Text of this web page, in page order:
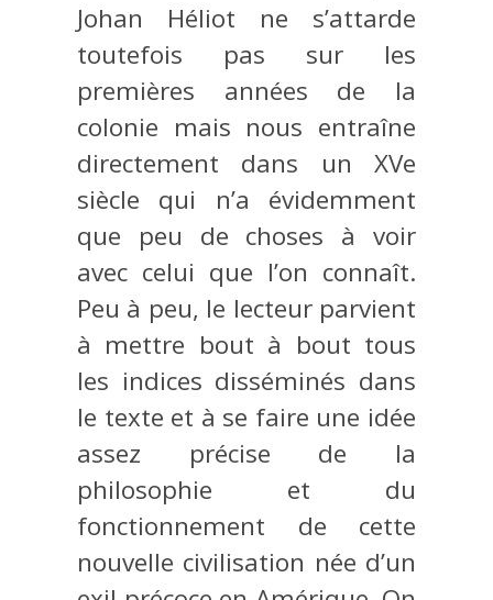
Johan Héliot ne s’attarde
toutefois pas sur les
premières années de la
colonie mais nous entraîne
directement dans un XVe
siècle qui n’a évidemment
que peu de choses à voir
avec celui que l’on connaît.
Peu à peu, le lecteur parvient
à mettre bout à bout tous
les indices disséminés dans
le texte et à se faire une idée
assez précise de la
philosophie et du
fonctionnement de cette
nouvelle civilisation née d’un